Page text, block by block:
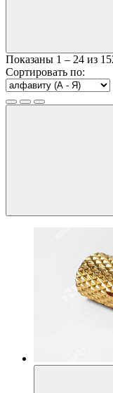
Показаны 1 – 24 из
Сортировать по: